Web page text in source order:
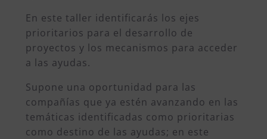
En este taller identificarás los ejes
prioritarios para el desarrollo de
proyectos y los mecanismos para acceder
a las ayudas.
Supone una oportunidad para las
compañías que ya estén avanzando en las
temáticas identificadas como prioritarias
como destino de las ayudas; en este